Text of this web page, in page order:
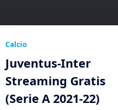
Calcio
Juventus-Inter
Streaming Gratis
(Serie A 2021-22)